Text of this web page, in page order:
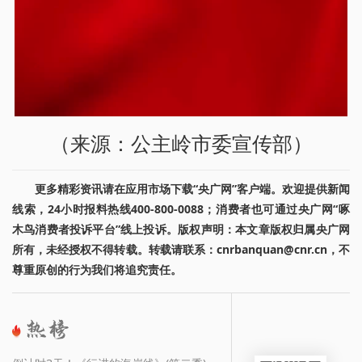
（来源：公主岭市委宣传部）
更多精彩资讯请在应用市场下载“央广网”客户端。欢迎提供新闻
线索，24小时报料热线400-800-0088；消费者也可通过央广网“啄
木鸟消费者投诉平台”线上投诉。版权声明：本文章版权归属央广网
所有，未经授权不得转载。转载请联系：cnrbanquan@cnr.cn，不
尊重原创的行为我们将追究责任。